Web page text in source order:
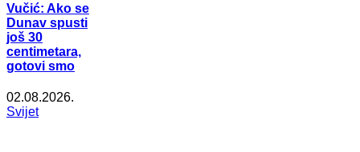
Vučić: Ako se
Dunav spusti
još 30
centimetara,
gotovi smo
02.08.2026.
Svijet